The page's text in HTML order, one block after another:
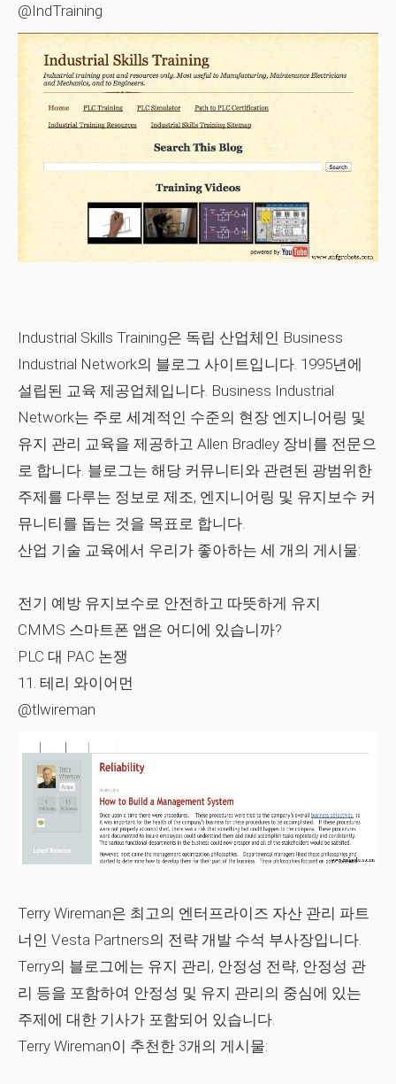
@IndTraining
Industrial Skills Training은 독립 산업체인 Business
Industrial Network의 블로그 사이트입니다. 1995년에
설립된 교육 제공업체입니다. Business Industrial
Network는 주로 세계적인 수준의 현장 엔지니어링 및
유지 관리 교육을 제공하고 Allen Bradley 장비를 전문으
로 합니다. 블로그는 해당 커뮤니티와 관련된 광범위한
주제를 다루는 정보로 제조, 엔지니어링 및 유지보수 커
뮤니티를 돕는 것을 목표로 합니다.
산업 기술 교육에서 우리가 좋아하는 세 개의 게시물:
전기 예방 유지보수로 안전하고 따뜻하게 유지
CMMS 스마트폰 앱은 어디에 있습니까?
PLC 대 PAC 논쟁
11. 테리 와이어먼
@tlwireman
Terry Wireman은 최고의 엔터프라이즈 자산 관리 파트
너인 Vesta Partners의 전략 개발 수석 부사장입니다.
Terry의 블로그에는 유지 관리, 안정성 전략, 안정성 관
리 등을 포함하여 안정성 및 유지 관리의 중심에 있는
주제에 대한 기사가 포함되어 있습니다.
Terry Wireman이 추천한 3개의 게시물: